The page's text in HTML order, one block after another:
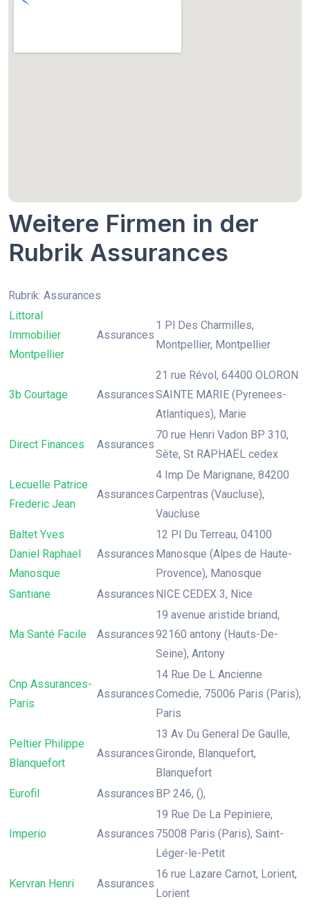
Weitere Firmen in der
Rubrik Assurances
Rubrik: Assurances
Littoral
Immobilier
Montpellier
Assurances
1 Pl Des Charmilles,
Montpellier, Montpellier
3b Courtage Assurances
21 rue Révol, 64400 OLORON
SAINTE MARIE (Pyrenees-
Atlantiques), Marie
Direct Finances Assurances
70 rue Henri Vadon BP 310,
Sète, St RAPHAËL cedex
Lecuelle Patrice
Frederic Jean
Assurances
4 Imp De Marignane, 84200
Carpentras (Vaucluse),
Vaucluse
Baltet Yves
Daniel Raphael
Manosque
Assurances
12 Pl Du Terreau, 04100
Manosque (Alpes de Haute-
Provence), Manosque
Santiane
Assurances NICE CEDEX 3, Nice
Ma Santé Facile Assurances
19 avenue aristide briand,
92160 antony (Hauts-De-
Seine), Antony
Cnp Assurances-
Paris
Assurances
14 Rue De L Ancienne
Comedie, 75006 Paris (Paris),
Paris
Peltier Philippe
Blanquefort
Assurances
13 Av Du General De Gaulle,
Gironde, Blanquefort,
Blanquefort
Eurofil
Assurances BP 246, (),
Imperio Assurances
19 Rue De La Pepiniere,
75008 Paris (Paris), Saint-
Léger-le-Petit
Kervran Henri Assurances
16 rue Lazare Carnot, Lorient,
Lorient